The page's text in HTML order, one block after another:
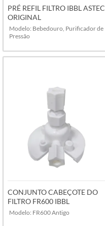
PRÉ REFIL FILTRO IBBL ASTEC
ORIGINAL
Modelo: Bebedouro, Purificador de
Pressão
VER MAIS
CONJUNTO CABEÇOTE DO
FILTRO FR600 IBBL
Modelo: FR600 Antigo